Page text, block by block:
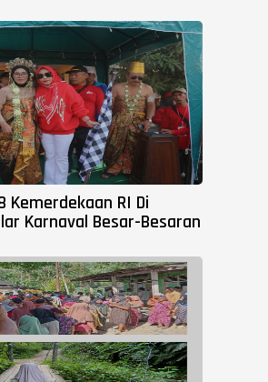
Kemerdekaan RI Di
Karnaval Besar-Besaran